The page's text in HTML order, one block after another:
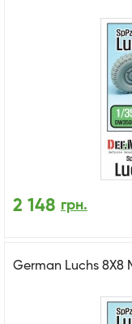
2 148 грн.
German Luchs 8X8